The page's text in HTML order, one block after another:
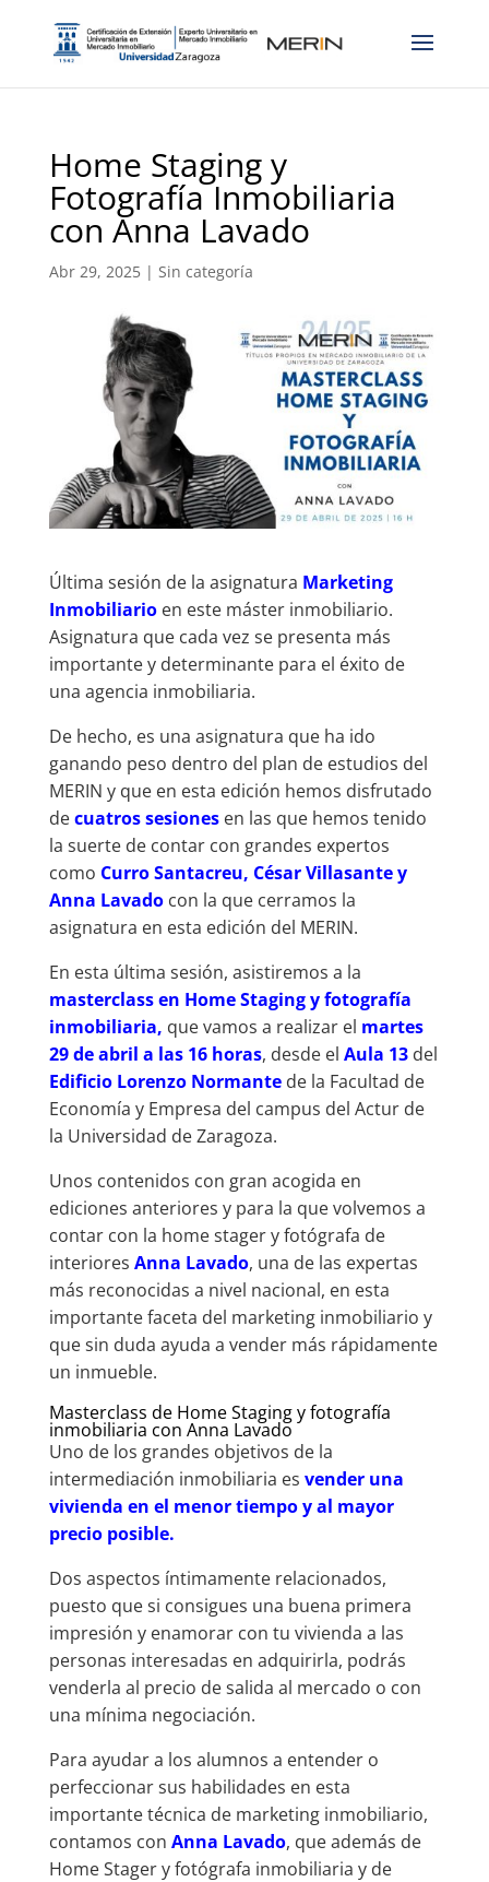
Home Staging y
Fotografía Inmobiliaria
con Anna Lavado
Abr 29, 2025| Sin categoría
Última sesión de la asignatura Marketing
Inmobiliarioen este máster inmobiliario.
Asignatura que cada vez se presenta más
importante y determinante para el éxito de
una agencia inmobiliaria.
De hecho, es una asignatura que ha ido
ganando peso dentro del plan de estudios del
MERIN y que en esta edición hemos disfrutado
decuatros sesionesen las que hemos tenido
la suerte de contar con grandes expertos
como Curro Santacreu, César Villasante y
Anna Lavado con la que cerramos la
asignatura en esta edición del MERIN.
En esta última sesión, asistiremos a la
masterclass en Home Staging y fotografía
inmobiliaria, que vamos a realizar el martes
29 de abril a las 16 horas, desde el Aula 13 del
Edificio Lorenzo Normantede la Facultad de
Economía y Empresa del campus del Actur de
la Universidad de Zaragoza.
Unos contenidos con gran acogida en
ediciones anteriores y para la que volvemos a
contar con la home stager y fotógrafa de
interiores Anna Lavado, una de las expertas
más reconocidas a nivel nacional, en esta
importante faceta del marketing inmobiliario y
que sin duda ayuda a vender más rápidamente
un inmueble.
Masterclass de Home Staging y fotografía
inmobiliaria con Anna Lavado
Uno de los grandes objetivos de la
intermediación inmobiliaria es vender una
vivienda en el menor tiempo y al mayor
precio posible.
Dos aspectos íntimamente relacionados,
puesto que si consigues una buena primera
impresión y enamorar con tu vivienda a las
personas interesadas en adquirirla, podrás
venderla al precio de salida al mercado o con
una mínima negociación.
Para ayudar a los alumnos a entender o
perfeccionar sus habilidades en esta
importante técnica de marketing inmobiliario,
contamos con Anna Lavado, que además de
Home Stager y fotógrafa inmobiliaria y de